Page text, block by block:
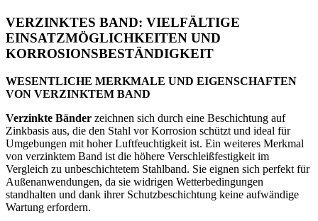
VERZINKTES BAND: VIELFÄLTIGE
EINSATZMÖGLICHKEITEN UND
KORROSIONSBESTÄNDIGKEIT
WESENTLICHE MERKMALE UND EIGENSCHAFTEN
VON VERZINKTEM BAND
Verzinkte Bänder zeichnen sich durch eine Beschichtung auf
Zinkbasis aus, die den Stahl vor Korrosion schützt und ideal für
Umgebungen mit hoher Luftfeuchtigkeit ist. Ein weiteres Merkmal
von verzinktem Band ist die höhere Verschleißfestigkeit im
Vergleich zu unbeschichtetem Stahlband. Sie eignen sich perfekt für
Außenanwendungen, da sie widrigen Wetterbedingungen
standhalten und dank ihrer Schutzbeschichtung keine aufwändige
Wartung erfordern.